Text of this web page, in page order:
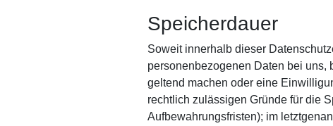
Speicherdauer
Soweit innerhalb dieser
personenbezogenen Daten bei uns,
geltend machen oder eine
rechtlich zulässigen Gründe für die
Aufbewahrungsfristen); im